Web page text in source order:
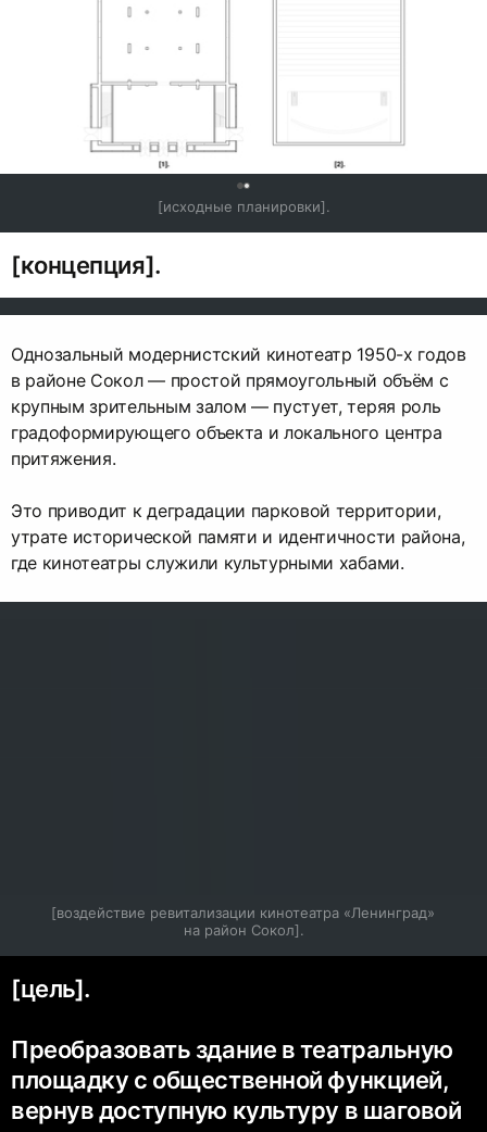
[исходные планировки].
[концепция].
Однозальный модернистский кинотеатр 1950-х годов
в районе Сокол — простой прямоугольный объём с
крупным зрительным залом — пустует, теряя роль
градоформирующего объекта и локального центра
притяжения.
Это приводит к деградации парковой территории,
утрате исторической памяти и идентичности района,
где кинотеатры служили культурными хабами.
[воздействие ревитализации кинотеатра «Ленинград»
на район Сокол].
[цель].
Преобразовать здание в театральную
площадку с общественной функцией,
вернув доступную культуру в шаговой